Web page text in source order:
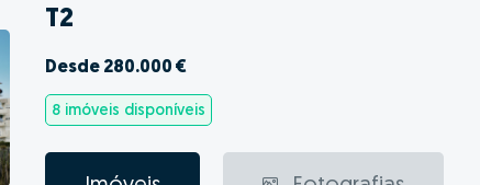
T2
Desde 280.000 €
8 imóveis disponíveis